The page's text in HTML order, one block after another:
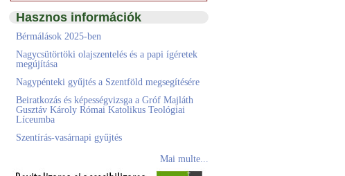
Hasznos információk
Bérmálások 2025-ben
Nagycsütörtöki olajszentelés és a papi ígéretek
megújítása
Nagypénteki gyűjtés a Szentföld megsegítésére
Beiratkozás és képességvizsga a Gróf Majláth
Gusztáv Károly Római Katolikus Teológiai
Líceumba
Szentírás-vasárnapi gyűjtés
Mai multe...